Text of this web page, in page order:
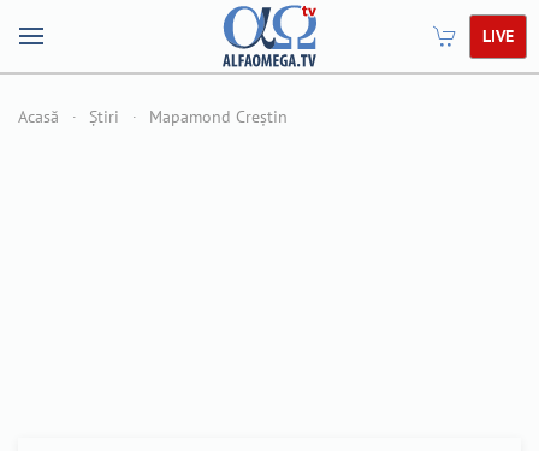
LIVE
Acasă Știri Mapamond Creștin